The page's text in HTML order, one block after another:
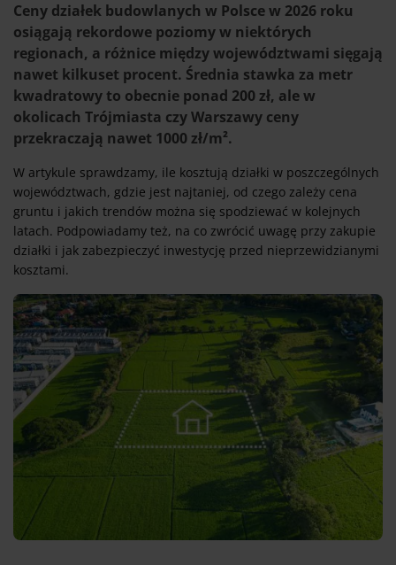
Ceny działek budowlanych w Polsce w 2026 roku
osiągają rekordowe poziomy w niektórych
regionach, a różnice między województwami sięgają
nawet kilkuset procent. Średnia stawka za metr
kwadratowy to obecnie ponad 200 zł, ale w
okolicach Trójmiasta czy Warszawy ceny
przekraczają nawet 1000 zł/m².
W artykule sprawdzamy, ile kosztują działki w poszczególnych
województwach, gdzie jest najtaniej, od czego zależy cena
gruntu i jakich trendów można się spodziewać w kolejnych
latach. Podpowiadamy też, na co zwrócić uwagę przy zakupie
działki i jak zabezpieczyć inwestycję przed nieprzewidzianymi
kosztami.